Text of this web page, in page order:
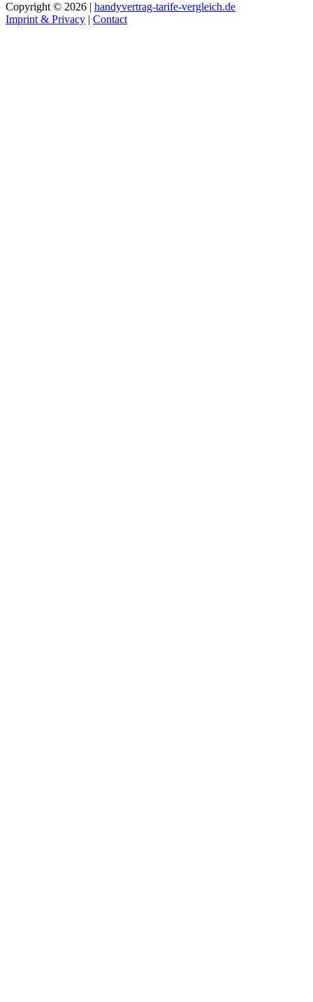
Copyright © 2026 | handyvertrag-tarife-vergleich.de
Imprint & Privacy | Contact